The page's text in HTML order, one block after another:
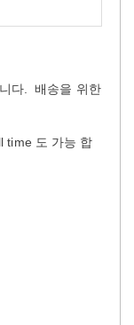
다. 배송을 위한
time 도 가능 합